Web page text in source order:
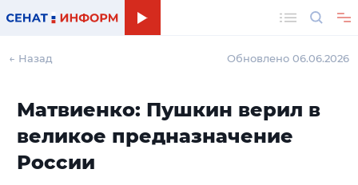
← Назад Обновлено 06.06.2026
Матвиенко: Пушкин верил в
великое предназначение
России